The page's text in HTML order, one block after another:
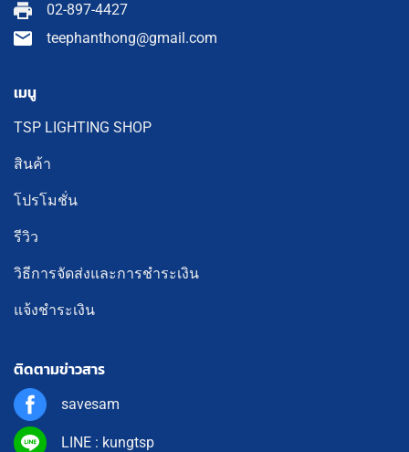
02-897-4427
teephanthong@gmail.com
เมนู
TSP LIGHTING SHOP
สินค้า
โปรโมชั่น
รีวิว
วิธีการจัดส่งและการชำระเงิน
แจ้งชำระเงิน
ติดตามข่าวสาร
savesam
LINE : kungtsp